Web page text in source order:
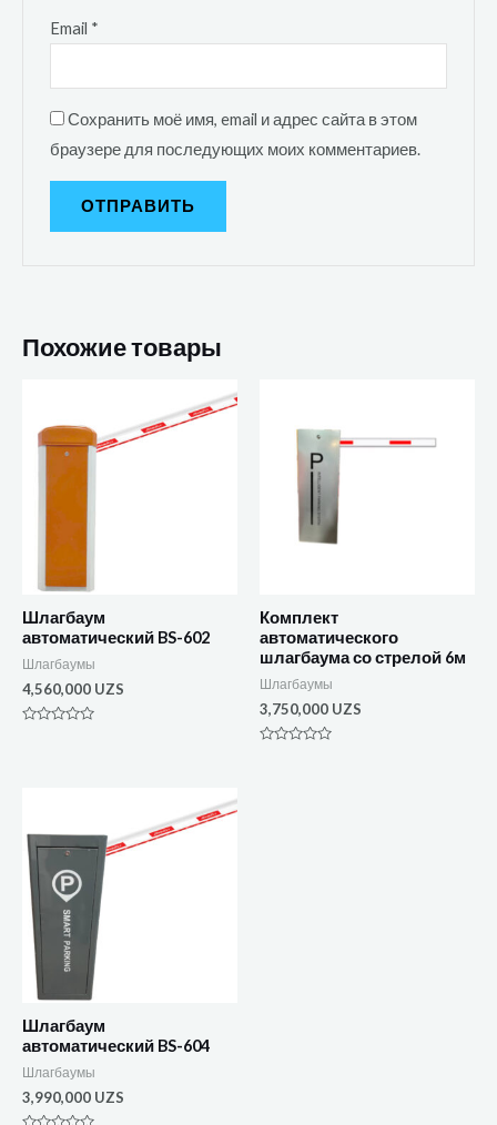
Email *
Сохранить моё имя, email и адрес сайта в этом
браузере для последующих моих комментариев.
Похожие товары
Шлагбаум
автоматический BS-602
Шлагбаумы
4,560,000 UZS
Комплект
автоматического
шлагбаума со стрелой 6м
Шлагбаумы
3,750,000 UZS
Шлагбаум
автоматический BS-604
Шлагбаумы
3,990,000 UZS